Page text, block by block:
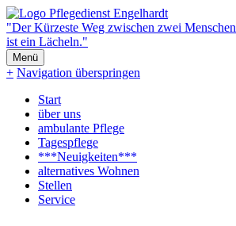
"Der Kürzeste Weg zwischen zwei Menschen
ist ein Lächeln."
Menü
+ Navigation überspringen
Start
über uns
ambulante Pflege
Tagespflege
***Neuigkeiten***
alternatives Wohnen
Stellen
Service